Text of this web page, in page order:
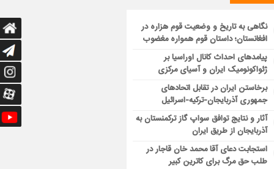
نگاهی به تاریخ و وضعیت قوم هزاره در
افغانستان؛ داستان قوم همواره مغضوب
پیامدهای احداث کانال اوراسیا بر
ژئواکونومیک ایران و آسیای مرکزی
برخاستن ایران در تقابل اتحادهای
جمهوری آذربایجان-ترکیه-اسرائیل
آثار و نتایج توافق سواپ گاز ترکمنستان به
آذربایجان از طریق ایران
استجابت دعای آقا محمد خان قاجار در
طلب حق مرگ برای کاترین کبیر